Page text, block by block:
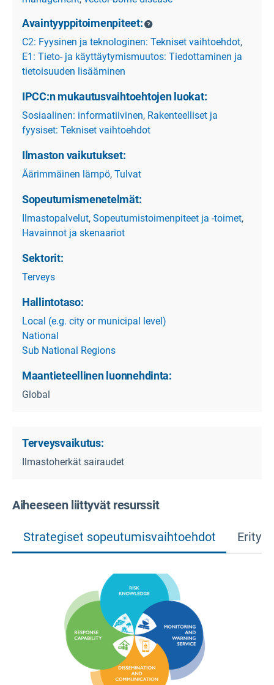
Avaintyyppitoimenpiteet:
C2: Fyysinen ja teknologinen: Tekniset vaihtoehdot,
E1: Tieto- ja käyttäytymismuutos: Tiedottaminen ja
tietoisuuden lisääminen
IPCC:n mukautusvaihtoehtojen luokat:
Sosiaalinen: informatiivinen, Rakenteelliset ja
fyysiset: Tekniset vaihtoehdot
Ilmaston vaikutukset:
Äärimmäinen lämpö, Tulvat
Sopeutumismenetelmät:
Ilmastopalvelut, Sopeutumistoimenpiteet ja -toimet,
Havainnot ja skenaariot
Sektorit:
Terveys
Hallintotaso:
Local (e.g. city or municipal level)
National
Sub National Regions
Maantieteellinen luonnehdinta:
Global
Terveysvaikutus:
Ilmastoherkät sairaudet
Aiheeseen liittyvät resurssit
Strategiset sopeutumisvaihtoehdot